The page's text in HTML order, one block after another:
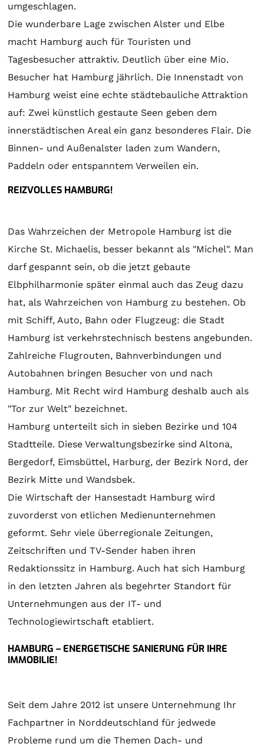
umgeschlagen.
Die wunderbare Lage zwischen Alster und Elbe
macht Hamburg auch für Touristen und
Tagesbesucher attraktiv. Deutlich über eine Mio.
Besucher hat Hamburg jährlich. Die Innenstadt von
Hamburg weist eine echte städtebauliche Attraktion
auf: Zwei künstlich gestaute Seen geben dem
innerstädtischen Areal ein ganz besonderes Flair. Die
Binnen- und Außenalster laden zum Wandern,
Paddeln oder entspanntem Verweilen ein.
REIZVOLLES HAMBURG!
Das Wahrzeichen der Metropole Hamburg ist die
Kirche St. Michaelis, besser bekannt als "Michel". Man
darf gespannt sein, ob die jetzt gebaute
Elbphilharmonie später einmal auch das Zeug dazu
hat, als Wahrzeichen von Hamburg zu bestehen. Ob
mit Schiff, Auto, Bahn oder Flugzeug: die Stadt
Hamburg ist verkehrstechnisch bestens angebunden.
Zahlreiche Flugrouten, Bahnverbindungen und
Autobahnen bringen Besucher von und nach
Hamburg. Mit Recht wird Hamburg deshalb auch als
"Tor zur Welt" bezeichnet.
Hamburg unterteilt sich in sieben Bezirke und 104
Stadtteile. Diese Verwaltungsbezirke sind Altona,
Bergedorf, Eimsbüttel, Harburg, der Bezirk Nord, der
Bezirk Mitte und Wandsbek.
Die Wirtschaft der Hansestadt Hamburg wird
zuvorderst von etlichen Medienunternehmen
geformt. Sehr viele überregionale Zeitungen,
Zeitschriften und TV-Sender haben ihren
Redaktionssitz in Hamburg. Auch hat sich Hamburg
in den letzten Jahren als begehrter Standort für
Unternehmungen aus der IT- und
Technologiewirtschaft etabliert.
HAMBURG – ENERGETISCHE SANIERUNG FÜR IHRE
IMMOBILIE!
Seit dem Jahre 2012 ist unsere Unternehmung Ihr
Fachpartner in Norddeutschland für jedwede
Probleme rund um die Themen Dach- und